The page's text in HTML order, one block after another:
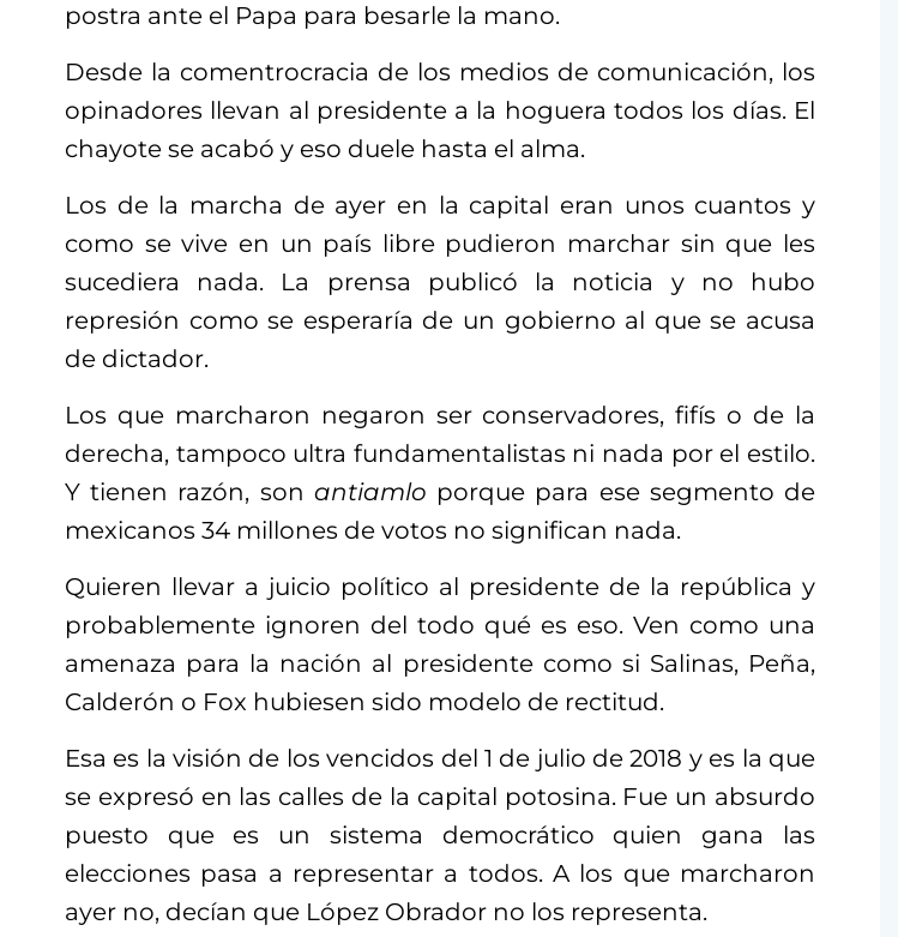
postra ante el Papa para besarle la mano.
Desde la comentrocracia de los medios de comunicación, los
opinadores llevan al presidente a la hoguera todos los días. El
chayote se acabó y eso duele hasta el alma.
Los de la marcha de ayer en la capital eran unos cuantos y
como se vive en un país libre pudieron marchar sin que les
sucediera nada. La prensa publicó la noticia y no hubo
represión como se esperaría de un gobierno al que se acusa
de dictador.
Los que marcharon negaron ser conservadores, fifís o de la
derecha, tampoco ultra fundamentalistas ni nada por el estilo.
Y tienen razón, son antiamlo porque para ese segmento de
mexicanos 34 millones de votos no significan nada.
Quieren llevar a juicio político al presidente de la república y
probablemente ignoren del todo qué es eso. Ven como una
amenaza para la nación al presidente como si Salinas, Peña,
Calderón o Fox hubiesen sido modelo de rectitud.
Esa es la visión de los vencidos del 1 de julio de 2018 y es la que
se expresó en las calles de la capital potosina. Fue un absurdo
puesto que es un sistema democrático quien gana las
elecciones pasa a representar a todos. A los que marcharon
ayer no, decían que López Obrador no los representa.